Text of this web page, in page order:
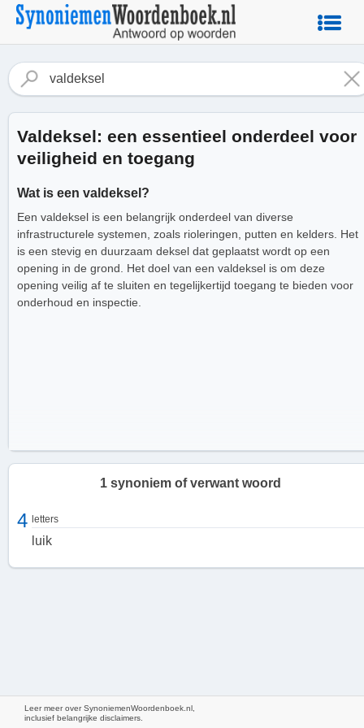
Valdeksel: een essentieel onderdeel voor
veiligheid en toegang
Wat is een valdeksel?
Een valdeksel is een belangrijk onderdeel van diverse
infrastructurele systemen, zoals rioleringen, putten en kelders. Het
is een stevig en duurzaam deksel dat geplaatst wordt op een
opening in de grond. Het doel van een valdeksel is om deze
opening veilig af te sluiten en tegelijkertijd toegang te bieden voor
onderhoud en inspectie.
Kenmerken en functies
1 synoniem of verwant woord
4 letters
luik
Leer meer over SynoniemenWoordenboek.nl,
inclusief belangrijke disclaimers.